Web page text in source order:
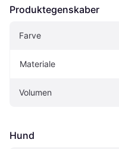
Produktegenskaber
Farve
Materiale
Volumen
Hund